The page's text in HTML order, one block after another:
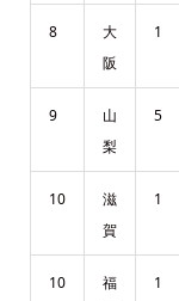
8
大
阪
1
9
山
梨
5
10
滋
賀
1
10
福
1